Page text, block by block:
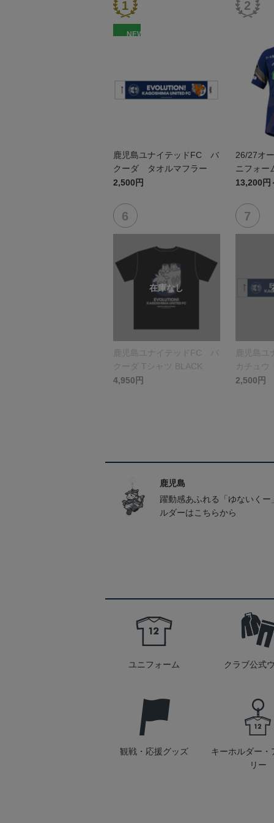
NEW
鹿児島ユナイテッドFC バ
クーダ タオルマフラー
2,500円
26/27オ
ニフォー
13,200円
鹿児島ユナイテッドFC バ
クーダ Tシャツ BLACK
4,950円
鹿児島
カチュウ
2,500円
鹿児島
躍動感あふれる「ゆないく
ルダーはこちらから
ユニフォーム クラブ公式
観戦・応援グッズ
キーホルダー・
リー